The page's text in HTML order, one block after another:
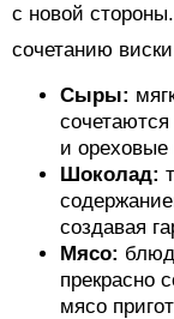
с новой
сочетанию
Сыры:
и ореховые
Шоколад:
создавая
Мясо:
прекрасно
мясо